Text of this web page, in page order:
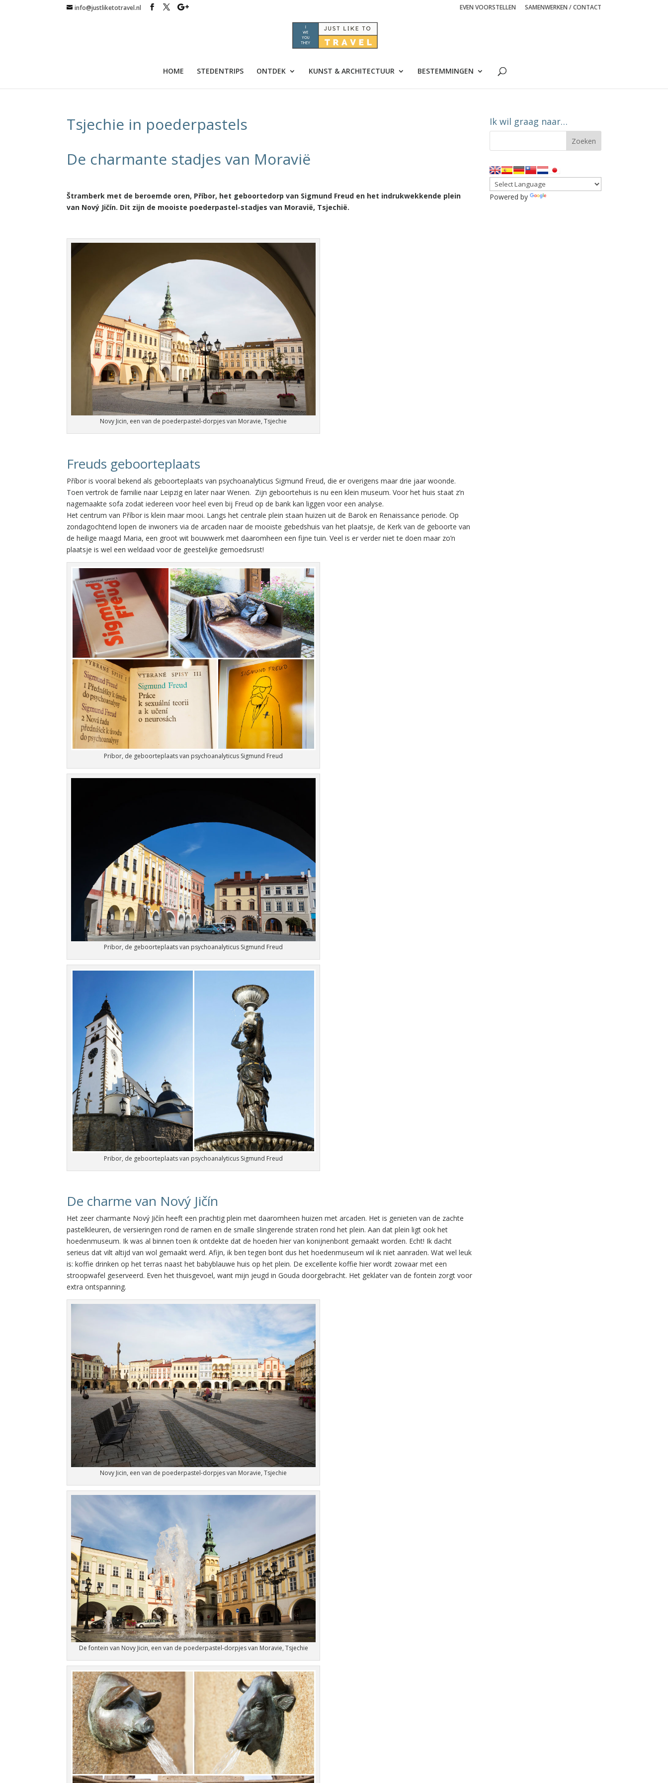
info@justliketotravel.nl EVEN VOORSTELLEN SAMENWERKEN / CONTACT
HOME STEDENTRIPS ONTDEK KUNST & ARCHITECTUUR BESTEMMINGEN
Tsjechie in poederpastels
De charmante stadjes van Moravië
Štramberk met de beroemde oren, Příbor, het geboortedorp van Sigmund Freud en het indrukwekkende plein
van Nový Jičín. Dit zijn de mooiste poederpastel-stadjes van Moravië, Tsjechië.
Novy Jicin, een van de poederpastel-dorpjes van Moravie, Tsjechie
Freuds geboorteplaats
Příbor is vooral bekend als geboorteplaats van psychoanalyticus Sigmund Freud, die er overigens maar drie jaar woonde.
Toen vertrok de familie naar Leipzig en later naar Wenen. Zijn geboortehuis is nu een klein museum. Voor het huis staat z’n
nagemaakte sofa zodat iedereen voor heel even bij Freud op de bank kan liggen voor een analyse.
Het centrum van Příbor is klein maar mooi. Langs het centrale plein staan huizen uit de Barok en Renaissance periode. Op
zondagochtend lopen de inwoners via de arcaden naar de mooiste gebedshuis van het plaatsje, de Kerk van de geboorte van
de heilige maagd Maria, een groot wit bouwwerk met daaromheen een fijne tuin. Veel is er verder niet te doen maar zo’n
plaatsje is wel een weldaad voor de geestelijke gemoedsrust!
Pribor, de geboorteplaats van psychoanalyticus Sigmund Freud
Pribor, de geboorteplaats van psychoanalyticus Sigmund Freud
Pribor, de geboorteplaats van psychoanalyticus Sigmund Freud
De charme van Nový Jičín
Het zeer charmante Nový Jičín heeft een prachtig plein met daaromheen huizen met arcaden. Het is genieten van de zachte
pastelkleuren, de versieringen rond de ramen en de smalle slingerende straten rond het plein. Aan dat plein ligt ook het
hoedenmuseum. Ik was al binnen toen ik ontdekte dat de hoeden hier van konijnenbont gemaakt worden. Echt! Ik dacht
serieus dat vilt altijd van wol gemaakt werd. Afijn, ik ben tegen bont dus het hoedenmuseum wil ik niet aanraden. Wat wel leuk
is: koffie drinken op het terras naast het babyblauwe huis op het plein. De excellente koffie hier wordt zowaar met een
stroopwafel geserveerd. Even het thuisgevoel, want mijn jeugd in Gouda doorgebracht. Het geklater van de fontein zorgt voor
extra ontspanning.
Novy Jicin, een van de poederpastel-dorpjes van Moravie, Tsjechie
De fontein van Novy Jicin, een van de poederpastel-dorpjes van Moravie, Tsjechie
Ik wil graag naar…
Powered by